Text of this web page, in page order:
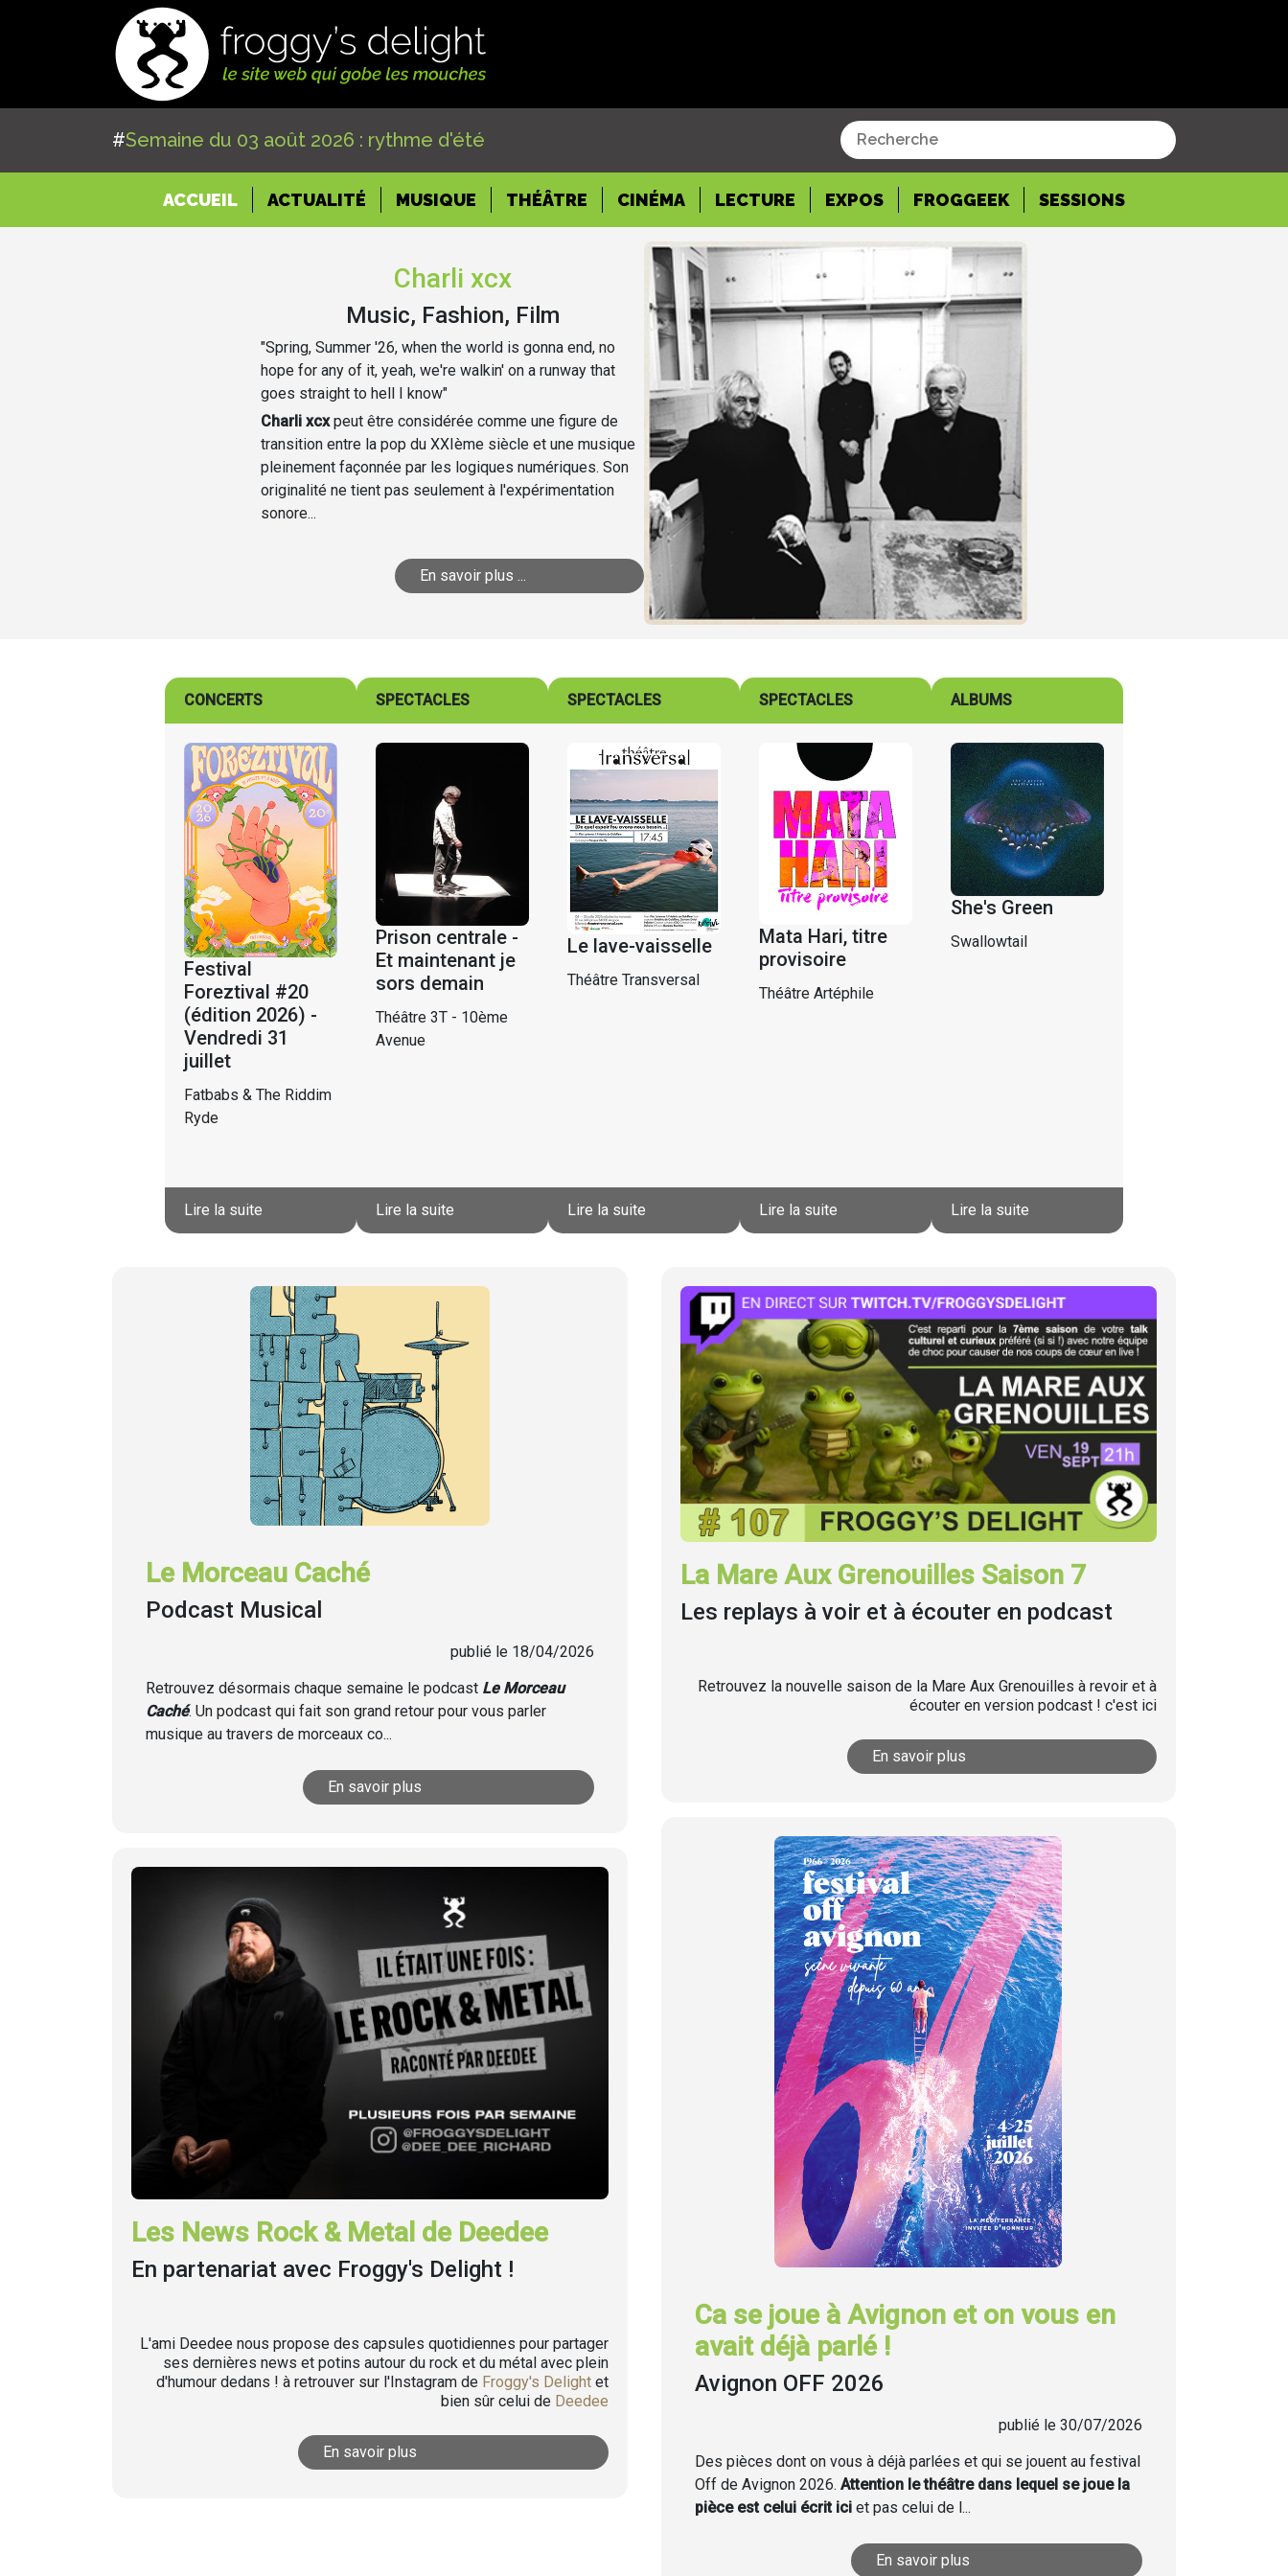
#Semaine du 03 août 2026 : rythme d'été
ACCUEIL(CURRENT)
ACTUALITÉ MUSIQUE THÉÂTRE CINÉMA LECTURE EXPOS FROGGEEK SESSIONS
Charli xcx
Music, Fashion, Film
"Spring, Summer '26, when the world is gonna end, no
hope for any of it, yeah, we're walkin' on a runway that
goes straight to hell I know"
Charli xcxpeut être considérée comme une figure de
transition entre la pop du XXIème siècle et une musique
pleinement façonnée par les logiques numériques. Son
originalité ne tient pas seulement à l'expérimentation
sonore...
En savoir plus ...
CONCERTS
Festival
Foreztival #20
(édition 2026) -
Vendredi 31
juillet
Fatbabs & The Riddim
Ryde
Lire la suite
SPECTACLES
Prison centrale -
Et maintenant je
sors demain
Théâtre 3T - 10ème
Avenue
Lire la suite
SPECTACLES
Le lave-vaisselle
Théâtre Transversal
Lire la suite
SPECTACLES
Mata Hari, titre
provisoire
Théâtre Artéphile
Lire la suite
ALBUMS
She's Green
Swallowtail
Lire la suite
Le Morceau Caché
Podcast Musical
publié le 18/04/2026
Retrouvez désormais chaque semaine le podcast Le Morceau
Caché. Un podcast qui fait son grand retour pour vous parler
musique au travers de morceaux co...
En savoir plus
Les News Rock & Metal de Deedee
En partenariat avec Froggy's Delight !
L'ami Deedee nous propose des capsules quotidiennes pour partager
ses dernières news et potins autour du rock et du métal avec plein
d'humour dedans ! à retrouver sur l'Instagram de Froggy's Delightet
bien sûr celui de Deedee
En savoir plus
La Mare Aux Grenouilles Saison 7
Les replays à voir et à écouter en podcast
Retrouvez la nouvelle saison de la Mare Aux Grenouilles à revoir et à
écouter en version podcast ! c'est ici
En savoir plus
Ca se joue à Avignon et on vous en
avait déjà parlé !
Avignon OFF 2026
publié le 30/07/2026
Des pièces dont on vous à déjà parlées et qui se jouent au festival
Off de Avignon 2026. Attention le théâtre dans lequel se joue la
pièce est celui écrit iciet pas celui de l...
En savoir plus